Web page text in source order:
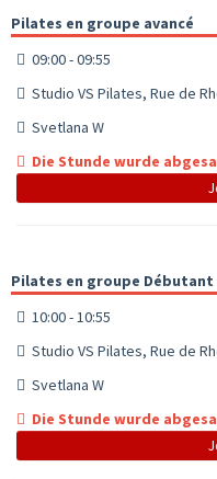
Pilates en groupe avancé
09:00 - 09:55
Studio VS Pilates, Rue de
Svetlana W
Die Stunde wurde
Pilates en groupe Débutant
10:00 - 10:55
Studio VS Pilates, Rue de
Svetlana W
Die Stunde wurde